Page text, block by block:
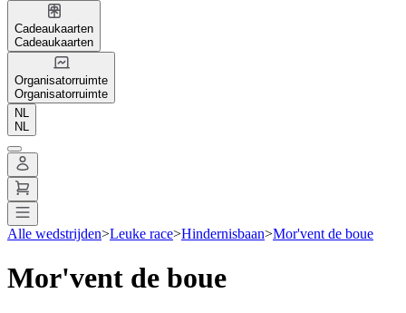
Cadeaukaarten
Cadeaukaarten
Organisatorruimte
Organisatorruimte
NL
NL
Alle wedstrijden>Leuke race>Hindernisbaan>Mor'vent de boue
Mor'vent de boue